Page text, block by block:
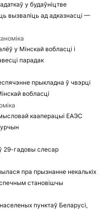
у будаўніцтве
вызваліць ад адказнасці —
у Мінскай вобласці і
парадак
прыкладна ў чвэрці
вобласці
кааперацыі ЕАЭС
29-гадовы слесар
пра прызнанне некалькіх
становішчы
пунктаў Беларусі,